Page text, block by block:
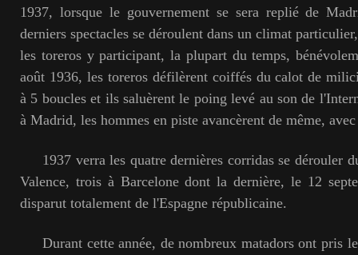
1937, lorsque le gouvernement se sera replié de
derniers spectacles se déroulent dans un climat
les toreros y participant, la plupart du temps,
août 1936, les toreros défilèrent coiffés du calot de
à 5 boucles et ils saluèrent le poing levé au son de
à Madrid, les hommes en piste avancèrent de même,
1937 verra les quatre dernières corridas se dérouler
Valence, trois à Barcelone dont la dernière, le 12
disparut totalement de l'Espagne républicaine.
Durant cette année, de nombreux matadors ont pris